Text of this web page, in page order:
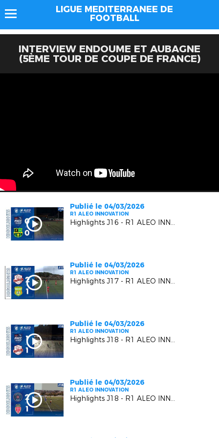
LIGUE MEDITERRANEE DE
FOOTBALL
INTERVIEW ENDOUME ET AUBAGNE
(5ÈME TOUR DE COUPE DE FRANCE)
Publié le 04/03/2026
R1 ALEO INNOVATION
Highlights J16 - R1 ALEO INNOVATION | L' AS CAGNES-LE-CROS VS L'US CARQUEIRANNE CRAU
Publié le 04/03/2026
R1 ALEO INNOVATION
Highlights J17 - R1 ALEO INNOVATION | Luynes S. VS A.S. Gémenosienne
Publié le 04/03/2026
R1 ALEO INNOVATION
Highlights J18 - R1 ALEO INNOVATION | AS Cagnes le Cros VS Luynes S.
Publié le 04/03/2026
R1 ALEO INNOVATION
Highlights J18 - R1 ALEO INNOVATION | R.C. Pays de Grasse 2 VS A.S. Monaco F.C. 2